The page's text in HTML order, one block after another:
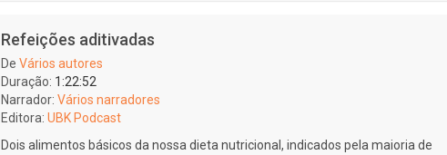
Refeições aditivadas
De Vários autores
Duração: 1:22:52
Narrador: Vários narradores
Editora: UBK Podcast
Dois alimentos básicos da nossa dieta nutricional, indicados pela maioria de